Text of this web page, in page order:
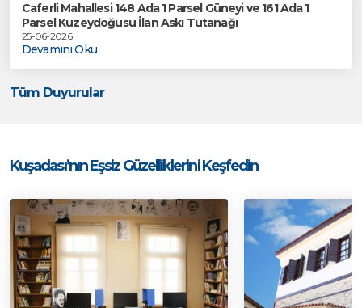
Caferli Mahallesi 148 Ada 1 Parsel Güneyi ve 161 Ada 1
Parsel Kuzeydoğusu İlan Askı Tutanağı
25-06-2026
Devamını Oku
Tüm Duyurular
Kuşadası’nın Eşsiz Güzelliklerini Keşfedin